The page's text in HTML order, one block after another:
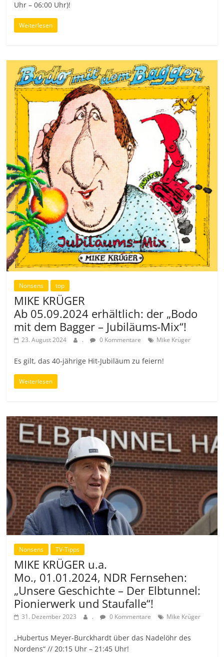
Uhr – 06:00 Uhr)!
Weiterlesen
Nonsens top
MIKE KRÜGER
Ab 05.09.2024 erhältlich: der „Bodo
mit dem Bagger – Jubiläums-Mix“!
23. August 2024 . 0 Kommentare Mike Krüger
Es gilt, das 40-jährige Hit-Jubiläum zu feiern!
Weiterlesen
Nonsens TV-Tipps
MIKE KRÜGER u.a.
Mo., 01.01.2024, NDR Fernsehen:
„Unsere Geschichte – Der Elbtunnel:
Pionierwerk und Staufalle“!
31. Dezember 2023 . 0 Kommentare Mike Krüger
„Hubertus Meyer-Burckhardt über das Nadelöhr des
Nordens“ // 20:15 Uhr – 21:45 Uhr!